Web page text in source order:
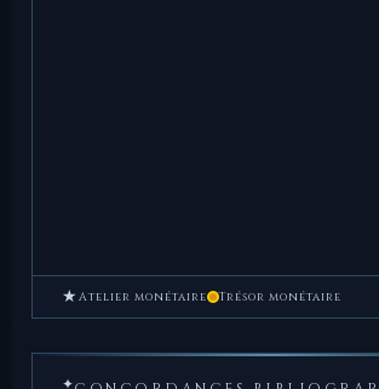
★ Atelier monétaire Trésor monétaire
✦